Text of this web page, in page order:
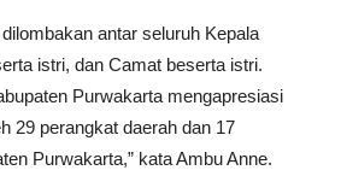
antar seluruh Kepala
istri, dan Camat beserta istri.
Purwakarta mengapresiasi
29 perangkat daerah dan 17
Purwakarta,” kata Ambu Anne.